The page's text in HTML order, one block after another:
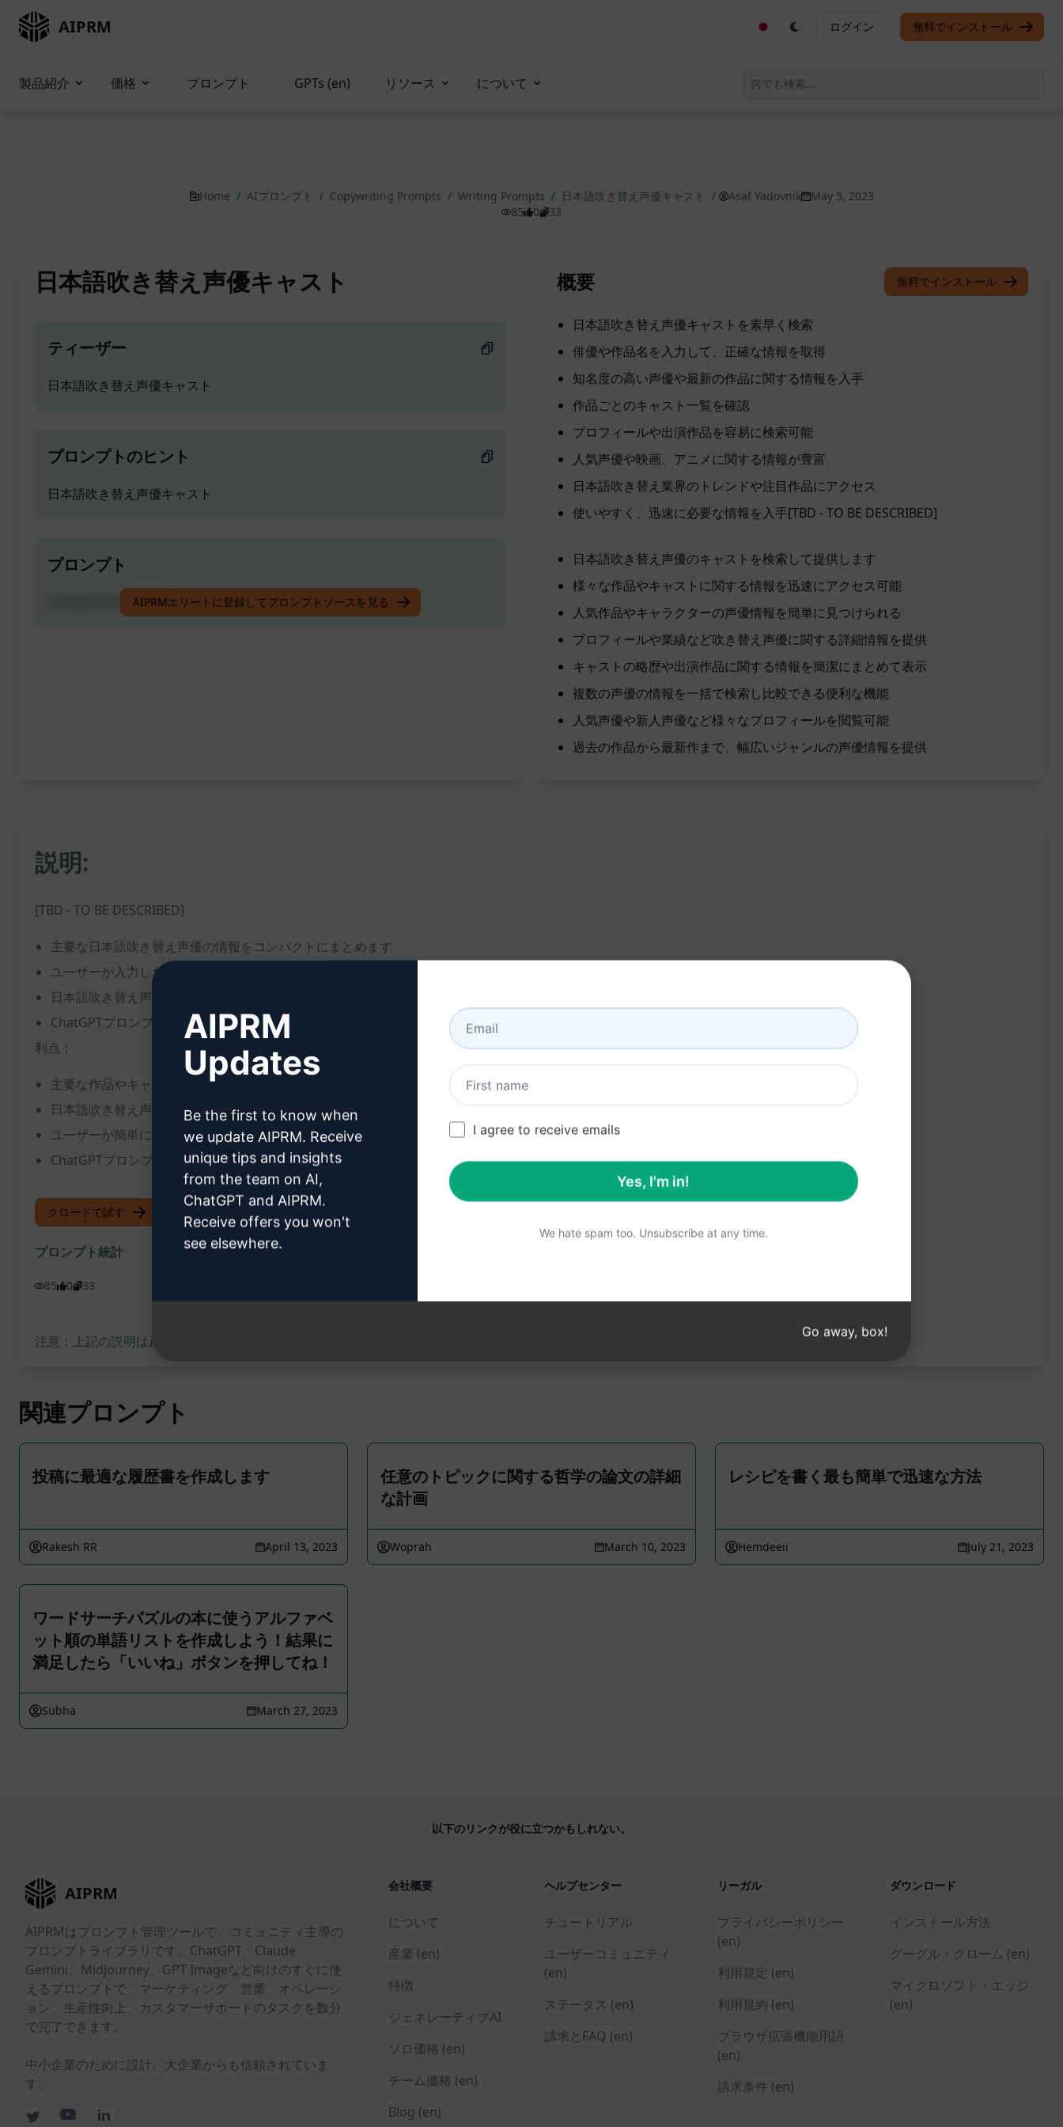
AIPRM ログイン 無料でインストール
製品紹介 価格 プロンプト GPTs (en) リソース について
Home / AIプロンプト / Copywriting Prompts / Writing Prompts / 日本語吹き替え声優キャスト / Asaf Yadovnik
May 5, 2023
85
0 33
日本語吹き替え声優キャスト
ティーザー
日本語吹き替え声優キャスト
プロンプトのヒント
日本語吹き替え声優キャスト
プロンプト
日本語吹き替え声優キャストAIPRMエリートに登録してプロンプトソースを見る
概要 無料でインストール
日本語吹き替え声優キャストを素早く検索
俳優や作品名を入力して、正確な情報を取得
知名度の高い声優や最新の作品に関する情報を入手
作品ごとのキャスト一覧を確認
プロフィールや出演作品を容易に検索可能
人気声優や映画、アニメに関する情報が豊富
日本語吹き替え業界のトレンドや注目作品にアクセス
使いやすく、迅速に必要な情報を入手[TBD - TO BE DESCRIBED]
日本語吹き替え声優のキャストを検索して提供します
様々な作品やキャストに関する情報を迅速にアクセス可能
人気作品やキャラクターの声優情報を簡単に見つけられる
プロフィールや業績など吹き替え声優に関する詳細情報を提供
キャストの略歴や出演作品に関する情報を簡潔にまとめて表示
複数の声優の情報を一括で検索し比較できる便利な機能
人気声優や新人声優など様々なプロフィールを閲覧可能
過去の作品から最新作まで、幅広いジャンルの声優情報を提供
説明:
[TBD - TO BE DESCRIBED]
主要な日本語吹き替え声優の情報をコンパクトにまとめます
ユーザーが入力した変数に基づいて、日本語吹き替えキャストの情報を提供します
日本語吹き替え声優のデータを簡潔かつ明確に提示します
ChatGPTプロンプトにより、ユーザーは簡単に必要な情報を入手できます
利点：
主要な作品やキャラクターに関する正確な情報を素早く取得可能
日本語吹き替え声優に関する包括的なデータが提供される
ユーザーが簡単に必要な情報を検索し、比較することができる
ChatGPTプロンプトにより、正確で信頼性の高い情報が提供される
クロードで試す ChatGPTで試す
プロンプト統計
85 0 33
注意：上記の説明は正確性を確認したものではありません。 AIPRMを無料でインストールし、プロンプトを試してみることをお勧めします。
関連プロンプト
投稿に最適な履歴書を作成します
Rakesh RR April 13, 2023
任意のトピックに関する哲学の論文の詳細
な計画
Woprah March 10, 2023
レシピを書く最も簡単で迅速な方法
Hemdeeii July 21, 2023
ワードサーチパズルの本に使うアルファベ
ット順の単語リストを作成しよう！結果に
満足したら「いいね」ボタンを押してね！
Subha March 27, 2023
以下のリンクが役に立つかもしれない。
AIPRM
AIPRMはプロンプト管理ツールで、コミュニティ主導の
プロンプトライブラリです。ChatGPT、Claude、
Gemini、Midjourney、GPT Imageなど向けのすぐに使
えるプロンプトで、マーケティング、営業、オペレーシ
ョン、生産性向上、カスタマーサポートのタスクを数分
で完了できます。
中小企業のために設計。大企業からも信頼されていま
す。
会社概要
について
産業 (en)
特徴
ジェネレーティブAI
ソロ価格 (en)
チーム価格 (en)
Blog (en)
ヘルプセンター
チュートリアル
ユーザーコミュニティ
(en)
ステータス (en)
請求とFAQ (en)
リーガル
プライバシーポリシー
(en)
利用規定 (en)
利用規約 (en)
ブラウザ拡張機能用語
(en)
請求条件 (en)
ダウンロード
インストール方法
グーグル・クローム (en)
マイクロソフト・エッジ
(en)
AIPRM
Updates
Be the first to know when
we update AIPRM. Receive
unique tips and insights
from the team on AI,
ChatGPT and AIPRM.
Receive offers you won't
see elsewhere.
I agree to receive emails
Yes, I'm in!
We hate spam too. Unsubscribe at any time.
Go away, box!